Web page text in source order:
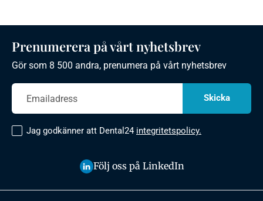
Prenumerera på vårt nyhetsbrev
Gör som 8 500 andra, prenumera på vårt nyhetsbrev
Jag godkänner att Dental24 integritetspolicy.
Följ oss på LinkedIn